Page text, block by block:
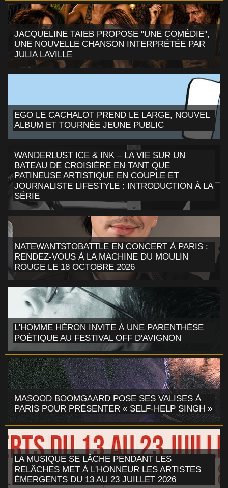
JACQUELINE TAIEB PROPOSE "UNE COMÉDIE",
UNE NOUVELLE CHANSON INTERPRÉTÉE PAR
JULIA LAVILLE
EGO LE CACHALOT PREND LE LARGE, NOUVEL
ALBUM ET TOURNÉE JEUNE PUBLIC
WANDERLUST ICE & INK – LA VIE SUR UN
BATEAU DE CROISIÈRE EN TANT QUE
PATINEUSE ARTISTIQUE EN COUPLE ET
JOURNALISTE LIFESTYLE : INTRODUCTION À LA
SÉRIE
NATEWANTSTOBATTLE EN CONCERT À PARIS :
RENDEZ-VOUS À LA MACHINE DU MOULIN
ROUGE LE 18 OCTOBRE 2026
L'HOMME HÉRON INVITE À UNE PARENTHÈSE
POÉTIQUE AU FESTIVAL OFF D'AVIGNON
MASOOD BOOMGAARD POSE SES VALISES À
PARIS POUR PRÉSENTER « SELF-HELP SINGH »
LA MUSIQUE SE LÂCHE PENDANT LES
RELÂCHES MET À L'HONNEUR LES ARTISTES
ÉMERGENTS DU 13 AU 23 JUILLET 2026